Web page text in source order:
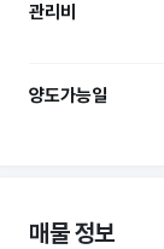
관리비
양도가능일
매물 정보